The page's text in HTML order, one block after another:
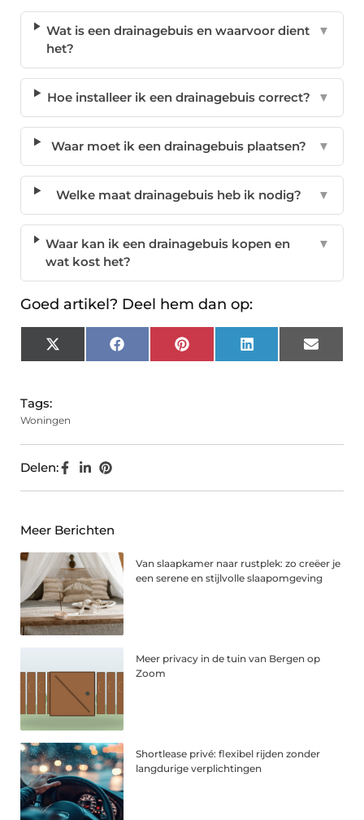
Wat is een drainagebuis en waarvoor dient
het?
▼
Hoe installeer ik een drainagebuis correct? ▼
Waar moet ik een drainagebuis plaatsen? ▼
Welke maat drainagebuis heb ik nodig? ▼
Waar kan ik een drainagebuis kopen en
wat kost het?
▼
Goed artikel? Deel hem dan op:
X
(Twitter)
FacebookPinterest LinkedIn Email
Tags:
Woningen
Delen:
Meer Berichten
Van slaapkamer naar rustplek: zo creëer je
een serene en stijlvolle slaapomgeving
Meer privacy in de tuin van Bergen op
Zoom
Shortlease privé: flexibel rijden zonder
langdurige verplichtingen